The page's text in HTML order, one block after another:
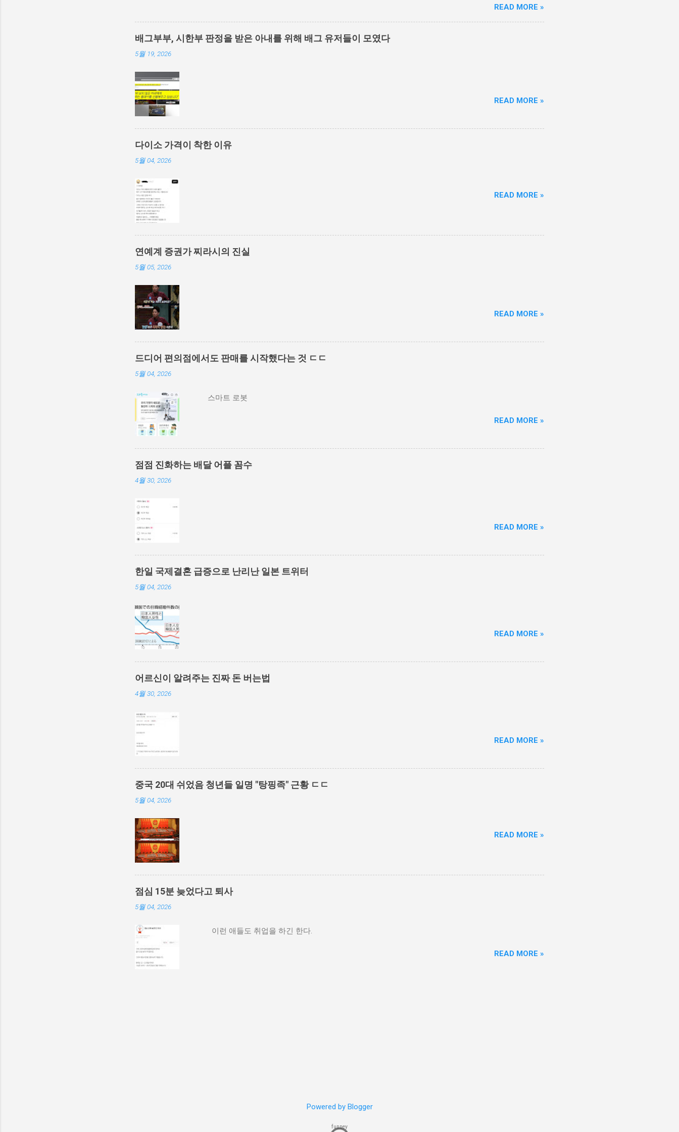
READ MORE »
배그부부, 시한부 판정을 받은 아내를 위해 배그 유저들이 모였다
5월 19, 2026
READ MORE »
다이소 가격이 착한 이유
5월 04, 2026
READ MORE »
연예계 증권가 찌라시의 진실
5월 05, 2026
READ MORE »
드디어 편의점에서도 판매를 시작했다는 것 ㄷㄷ
5월 04, 2026
스마트 로봇
READ MORE »
점점 진화하는 배달 어플 꼼수
4월 30, 2026
READ MORE »
한일 국제결혼 급증으로 난리난 일본 트위터
5월 04, 2026
READ MORE »
어르신이 알려주는 진짜 돈 버는법
4월 30, 2026
READ MORE »
중국 20대 쉬었음 청년들 일명 "탕핑족" 근황 ㄷㄷ
5월 04, 2026
READ MORE »
점심 15분 늦었다고 퇴사
5월 04, 2026
이런 애들도 취업을 하긴 한다.
READ MORE »
Powered by Blogger
funney